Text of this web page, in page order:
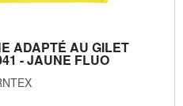
ADAPTÉ AU GILET
- JAUNE FLUO